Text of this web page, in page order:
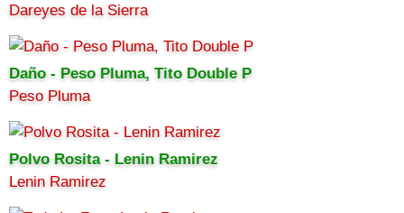
Dareyes de la Sierra
Daño - Peso Pluma, Tito Double P
Peso Pluma
Polvo Rosita - Lenin Ramirez
Lenin Ramirez